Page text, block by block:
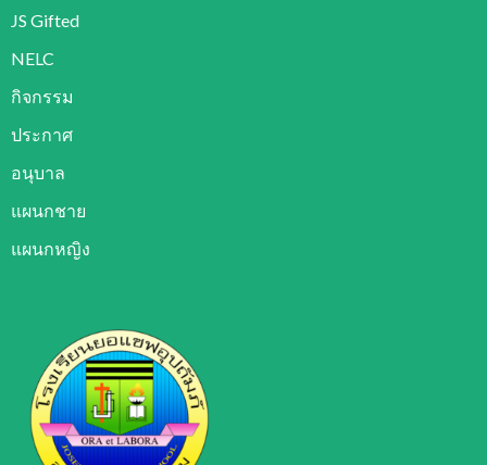
JS Gifted
NELC
กิจกรรม
ประกาศ
อนุบาล
แผนกชาย
แผนกหญิง